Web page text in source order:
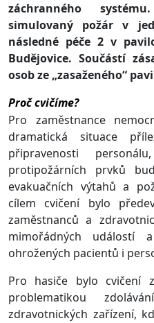
záchranného
simulovaný požár v
následné péče 2 v
Budějovice. Součástí
osob ze „zasaženého“
Proč cvičíme?
Pro zaměstnance
dramatická situace
připravenosti
protipožárních prvků
evakuačních výtahů a
cílem cvičení bylo
zaměstnanců a
mimořádných událostí
ohrožených pacientů i
Pro hasiče bylo cvičení
problematikou
zdravotnických zařízení,